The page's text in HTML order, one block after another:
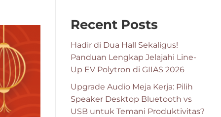
Recent Posts
Hadir di Dua Hall Sekaligus!
Panduan Lengkap Jelajahi Line-
Up EV Polytron di GIIAS 2026
Upgrade Audio Meja Kerja: Pilih
Speaker Desktop Bluetooth vs
USB untuk Temani Produktivitas?